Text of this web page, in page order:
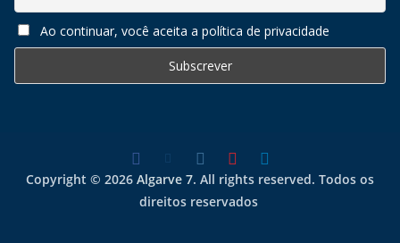
Ao continuar, você aceita a política de privacidade
Copyright © 2026 Algarve 7. All rights reserved. Todos os
direitos reservados